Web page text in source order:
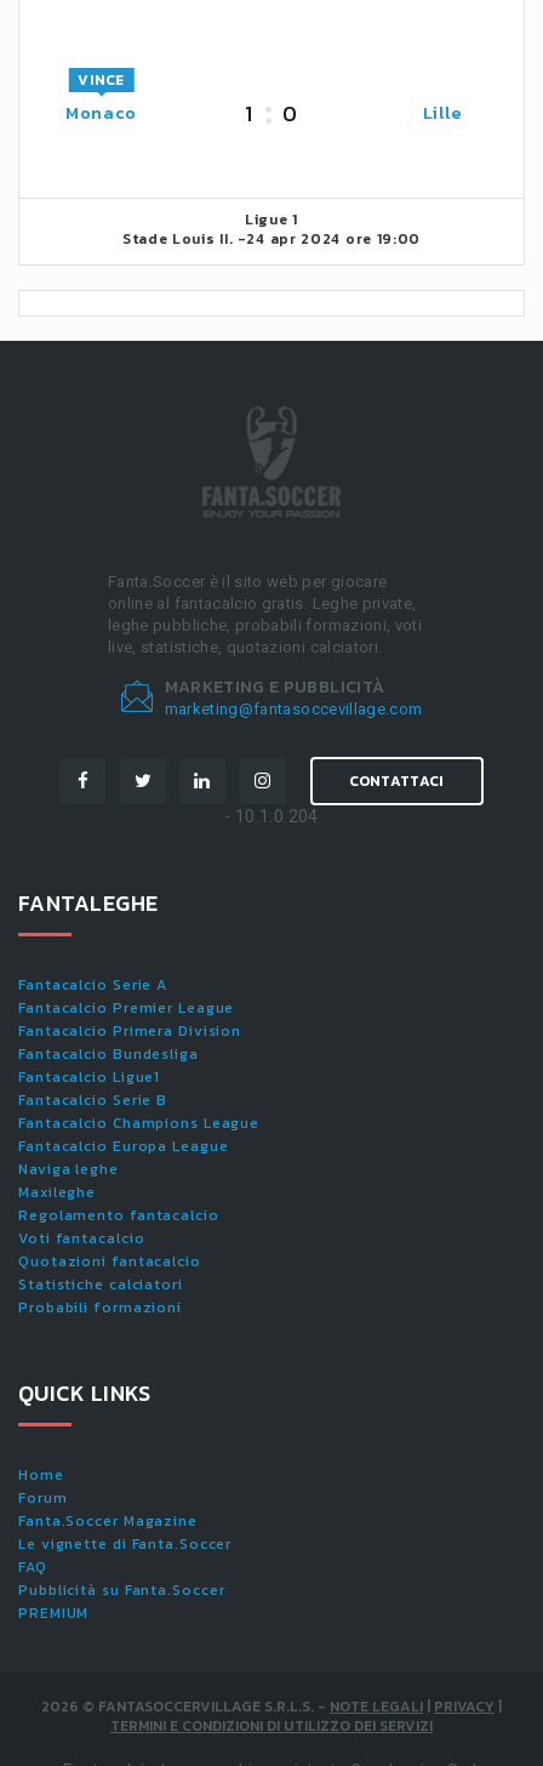
Monaco
VINCE
1 0 Lille
Ligue 1
Stade Louis II. -24 apr 2024 ore 19:00
Fanta.Soccer è il sito web per giocare
online al fantacalcio gratis. Leghe private,
leghe pubbliche, probabili formazioni, voti
live, statistiche, quotazioni calciatori.
MARKETING E PUBBLICITÀ
marketing@fantasoccevillage.com
CONTATTACI
- 10.1.0.204
FANTALEGHE
Fantacalcio Serie A
Fantacalcio Premier League
Fantacalcio Primera Division
Fantacalcio Bundesliga
Fantacalcio Ligue1
Fantacalcio Serie B
Fantacalcio Champions League
Fantacalcio Europa League
Naviga leghe
Maxileghe
Regolamento fantacalcio
Voti fantacalcio
Quotazioni fantacalcio
Statistiche calciatori
Probabili formazioni
QUICK LINKS
Home
Forum
Fanta.Soccer Magazine
Le vignette di Fanta.Soccer
FAQ
Pubblicità su Fanta.Soccer
PREMIUM
2026 © FANTASOCCERVILLAGE S.R.L.S. - NOTE LEGALI | PRIVACY |
TERMINI E CONDIZIONI DI UTILIZZO DEI SERVIZI